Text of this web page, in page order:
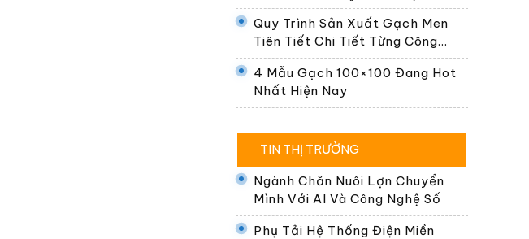
TÁC PHÁT TRIỂN HỆ THỐNG
ĐỔI PIN TẠI VIỆT NAM
Quy Trình Sản Xuất Gạch Men
Tiên Tiết Chi Tiết Từng Công
Đoạn
4 Mẫu Gạch 100×100 Đang Hot
Nhất Hiện Nay
TIN THỊ TRƯỜNG
Ngành Chăn Nuôi Lợn Chuyển
Mình Với AI Và Công Nghệ Số
Phụ Tải Hệ Thống Điện Miền